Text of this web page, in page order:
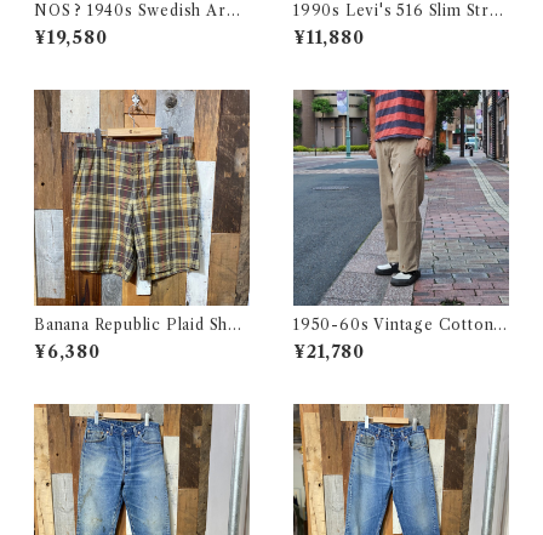
NOS ? 1940s Swedish Arm
y Wool Pants / デッドストッ
ク？ユーロ ミリタリー スウェ
¥19,580
1990s Levi's 516 Slim Strai
ght Made in CANADA 実寸
W32 L31.5 / リーバイス デニ
¥11,880
Banana Republic Plaid Shor
ts / バナナリパブリック マド
ラス チェック ショートパンツ
¥6,380
1950-60s Vintage Cotton
Khaki Work Chino Trouser
s W31 L28 / ヴィンテージ ボ
¥21,780